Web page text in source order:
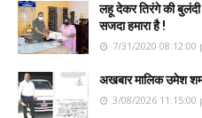
लहू देकर तिरंगे की
सजदा हमारा है !
7/31/2020 08:12:00
अखबार मालिक उमेश
3/08/2026 11:15:00